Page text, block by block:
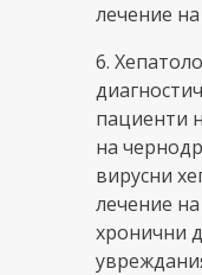
лечение
6.
пациенти
на
вирусни
лечение
хронични